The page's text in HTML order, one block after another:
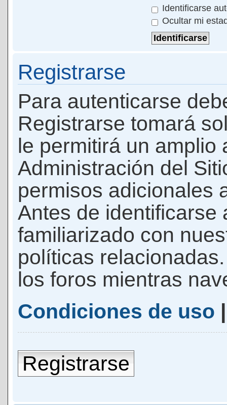
Identificarse
Ocultar mi
Registrarse
Para autenticarse
Registrarse tomará
le permitirá un amplio
Administración del
permisos adicionales
Antes de identificarse
familiarizado con
políticas
los foros mientras
Condiciones de uso
Registrarse